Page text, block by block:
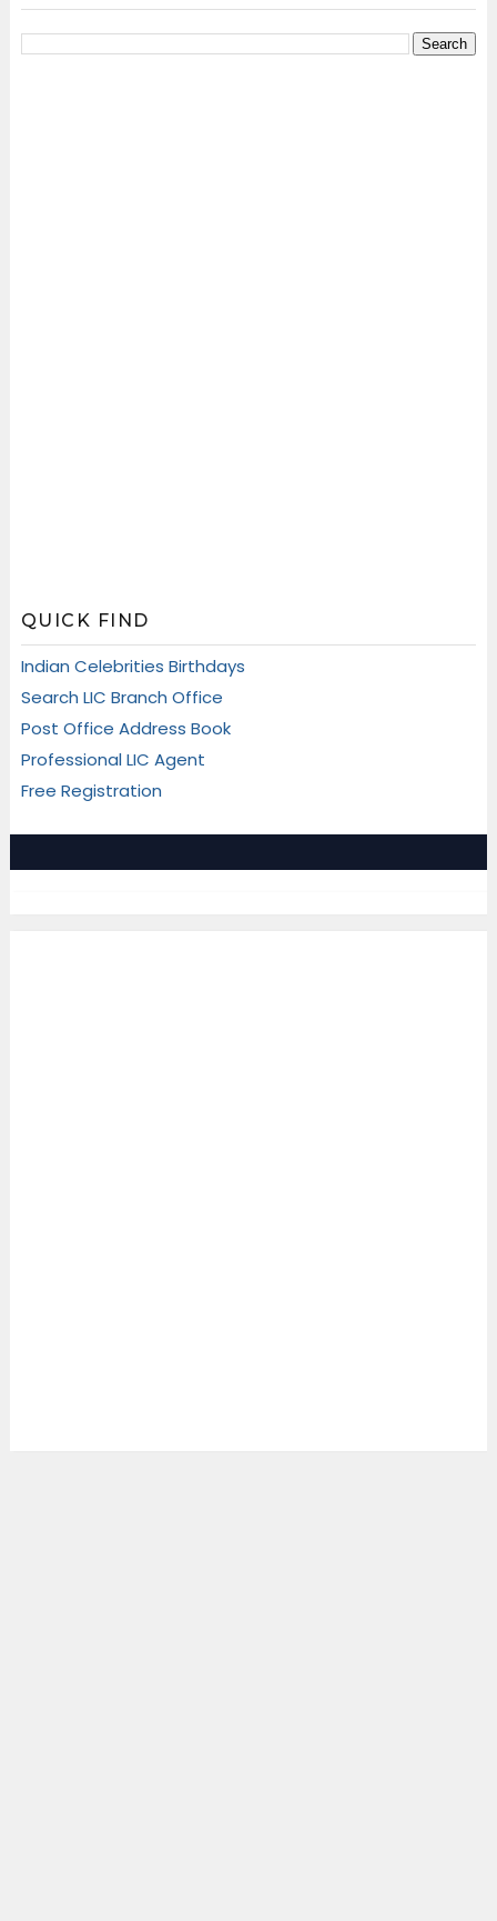
QUICK FIND
Indian Celebrities Birthdays
Search LIC Branch Office
Post Office Address Book
Professional LIC Agent
Free Registration